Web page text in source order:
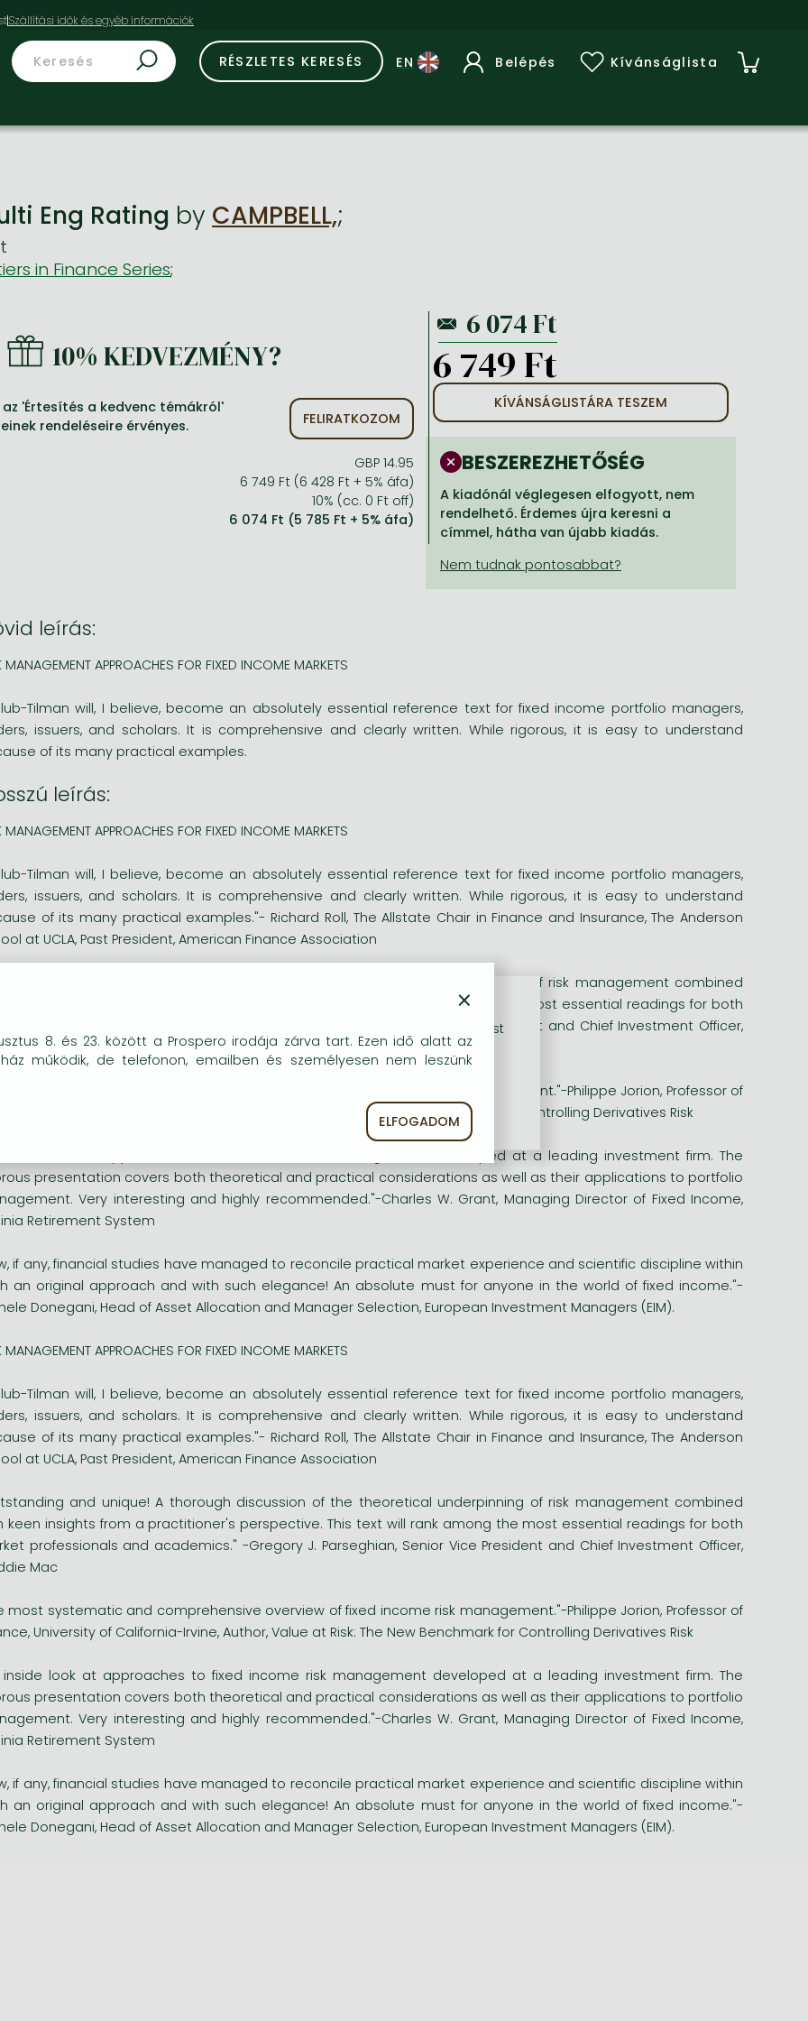
RÉSZLETES KERESÉS Belépés Kívánságlista
Eng Rating by CAMPBELL,;
in Finance Series;
10% KEDVEZMÉNY?
az 'Értesítés a kedvenc témákról'
rendeléseire érvényes.
FELIRATKOZOM
GBP 14.95
6 749 Ft (6 428 Ft + 5% áfa)
10% (cc. 0 Ft off)
6 074 Ft (5 785 Ft + 5% áfa)
6 749 Ft
KÍVÁNSÁGLISTÁRA TESZEM
BESZEREZHETŐSÉG
A kiadónál véglegesen elfogyott, nem
rendelhető. Érdemes újra keresni a
címmel, hátha van újabb kiadás.
leírás:
MANAGEMENT APPROACHES FOR FIXED INCOME MARKETS
Tilman will, I believe, become an absolutely essential reference text for fixed income portfolio managers,
issuers, and scholars. It is comprehensive and clearly written. While rigorous, it is easy to understand
of its many practical examples.
leírás:
MANAGEMENT APPROACHES FOR FIXED INCOME MARKETS
Tilman will, I believe, become an absolutely essential reference text for fixed income portfolio managers,
issuers, and scholars. It is comprehensive and clearly written. While rigorous, it is easy to understand
of its many practical examples."- Richard Roll, The Allstate Chair in Finance and Insurance, The Anderson
at UCLA, Past President, American Finance Association
and unique! A thorough discussion of the theoretical underpinning of risk management combined
keen insights from a practitioner's perspective. This text will rank among the most essential readings for both
professionals and academics." -Gregory J. Parseghian, Senior Vice President and Chief Investment Officer,
Mac
most systematic and comprehensive overview of fixed income risk management."-Philippe Jorion, Professor of
University of California-Irvine, Author, Value at Risk: The New Benchmark for Controlling Derivatives Risk
inside look at approaches to fixed income risk management developed at a leading investment firm. The
presentation covers both theoretical and practical considerations as well as their applications to portfolio
Very interesting and highly recommended."-Charles W. Grant, Managing Director of Fixed Income,
Retirement System
if any, financial studies have managed to reconcile practical market experience and scientific discipline within
an original approach and with such elegance! An absolute must for anyone in the world of fixed income."-
Donegani, Head of Asset Allocation and Manager Selection, European Investment Managers (EIM).
MANAGEMENT APPROACHES FOR FIXED INCOME MARKETS
Tilman will, I believe, become an absolutely essential reference text for fixed income portfolio managers,
issuers, and scholars. It is comprehensive and clearly written. While rigorous, it is easy to understand
of its many practical examples."- Richard Roll, The Allstate Chair in Finance and Insurance, The Anderson
at UCLA, Past President, American Finance Association
and unique! A thorough discussion of the theoretical underpinning of risk management combined
keen insights from a practitioner's perspective. This text will rank among the most essential readings for both
professionals and academics." -Gregory J. Parseghian, Senior Vice President and Chief Investment Officer,
Mac
most systematic and comprehensive overview of fixed income risk management."-Philippe Jorion, Professor of
University of California-Irvine, Author, Value at Risk: The New Benchmark for Controlling Derivatives Risk
inside look at approaches to fixed income risk management developed at a leading investment firm. The
presentation covers both theoretical and practical considerations as well as their applications to portfolio
Very interesting and highly recommended."-Charles W. Grant, Managing Director of Fixed Income,
Retirement System
if any, financial studies have managed to reconcile practical market experience and scientific discipline within
an original approach and with such elegance! An absolute must for anyone in the world of fixed income."-
Donegani, Head of Asset Allocation and Manager Selection, European Investment Managers (EIM).
×
8. és 23. között a Prospero irodája zárva tart. Ezen idő alatt az
működik, de telefonon, emailben és személyesen nem leszünk
ELFOGADOM
kat (sütiket) használunk, melyek célja, hogy teljesebb körű szolgáltatást
részére.